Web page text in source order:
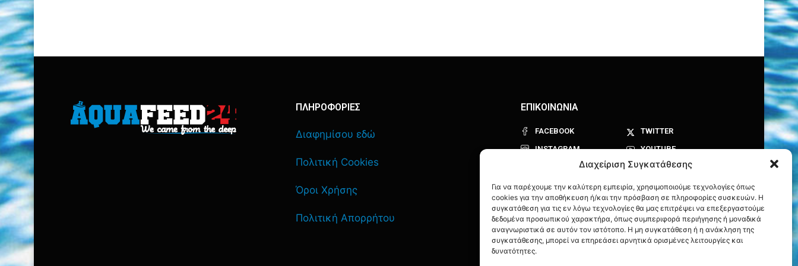
Διαχείριση Συγκατάθεσης
Για να παρέχουμε την καλύτερη εμπειρία, χρησιμοποιούμε τεχνολογίες όπως
cookies για την αποθήκευση ή/και την πρόσβαση σε πληροφορίες συσκευών. Η
συγκατάθεση για τις εν λόγω τεχνολογίες θα μας επιτρέψει να επεξεργαστούμε
δεδομένα προσωπικού χαρακτήρα, όπως συμπεριφορά περιήγησης ή μοναδικά
αναγνωριστικά σε αυτόν τον ιστότοπο. Η μη συγκατάθεση ή η ανάκληση της
συγκατάθεσης, μπορεί να επηρεάσει αρνητικά ορισμένες λειτουργίες και
δυνατότητες.
ΠΛΗΡΟΦΟΡΙΕΣ
Διαφημίσου εδώ
Πολιτική Cookies
Όροι Χρήσης
Πολιτική Απορρήτου
ΕΠΙΚΟΙΝΩΝΙΑ
FACEBOOK
TWITTER
INSTAGRAM
YOUTUBE